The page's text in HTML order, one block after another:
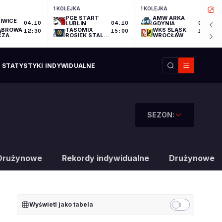
04.10
12:30
1 KOLEJKA
PGE START
LUBLIN
TASOMIX
ROSIEK STAL
WIELKOPOLSKI
04.10
15:00
1 KOLEJKA
AMW ARKA
GDYNIA
WKS ŚLĄSK
WROCŁAW
04.10
17:30
STATYSTYKI INDYWIDUALNE
SEZON:
Rekordy indywidualne Drużynowe
Wyświetl jako tabela